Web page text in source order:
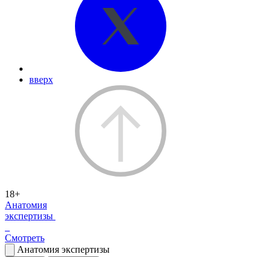
вверх
18+
Анатомия
экспертизы
Смотреть
Анатомия экспертизы